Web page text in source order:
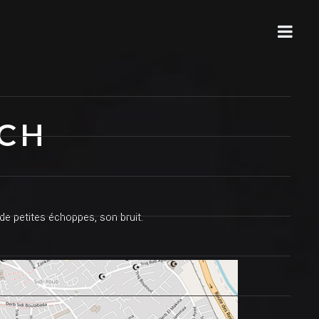
petites échoppes, son bruit.